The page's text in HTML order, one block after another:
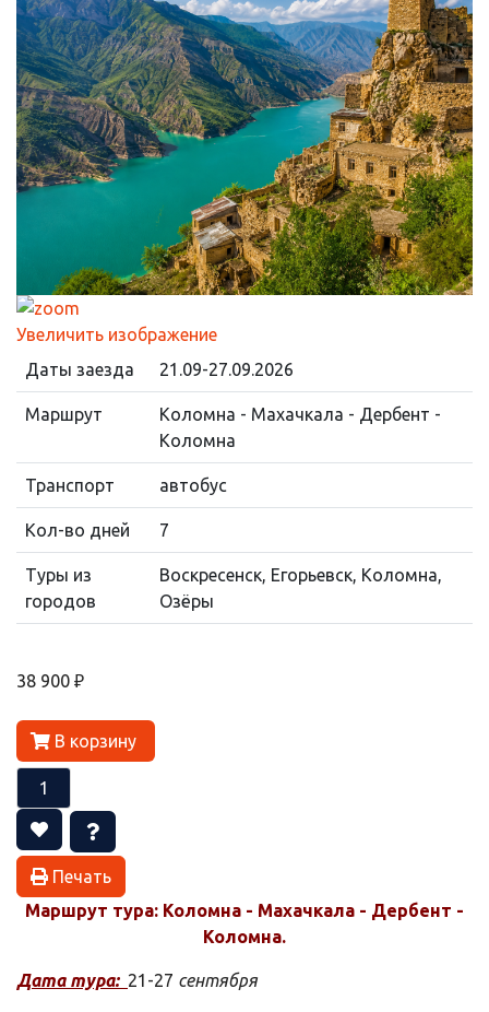
Увеличить изображение
Даты заезда
21.09-27.09.2026
Маршрут
Коломна - Махачкала - Дербент -
Коломна
Транспорт автобус
Кол-во дней 7
Туры из
городов
Воскресенск, Егорьевск, Коломна,
Озёры
38 900 ₽
В корзину
Печать
Маршрут тура: Коломна - Махачкала - Дербент -
Коломна.
Дата тура: 21-27 сентября